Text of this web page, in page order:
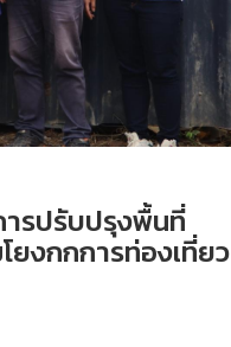
รปรับปรุงพื้นที่
งกกการท่องเที่ยว